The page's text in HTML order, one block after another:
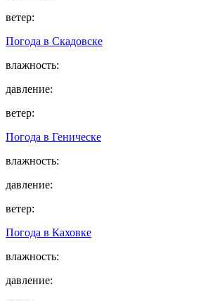
ветер:
Погода в Скадовске
влажность:
давление:
ветер:
Погода в Геническе
влажность:
давление:
ветер:
Погода в Каховке
влажность:
давление: